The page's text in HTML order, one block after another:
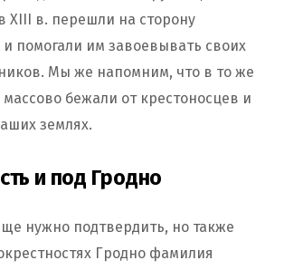
в. перешли на сторону
и помогали им завоевывать своих
Мы же напомним, что в то же
бежали от крестоносцев и
землях.
и под Гродно
нужно подтвердить, но также
Гродно фамилия